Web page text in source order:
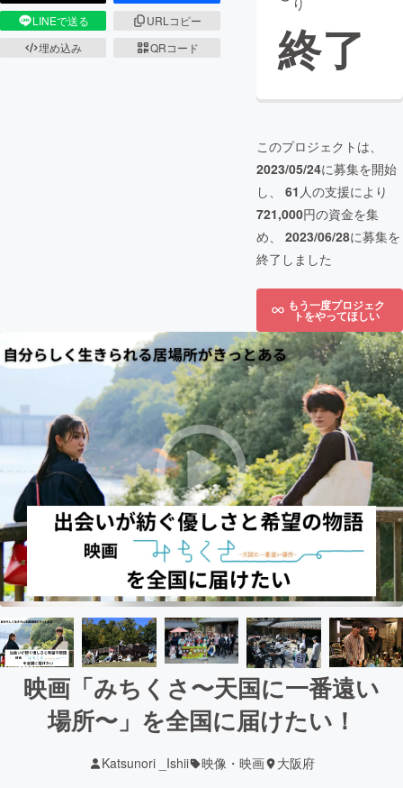
LINEで送る
URLコピー
埋め込み
QRコード
り
終了
このプロジェクトは、
2023/05/24に募集を開始
し、 61 人の支援により
721,000円の資金を集
め、 2023/06/28に募集を
終了しました
もう一度プロジェク
トをやってほしい
映画「みちくさ〜天国に一番遠い
場所〜」を全国に届けたい！
Katsunori _Ishii 映像・映画 大阪府